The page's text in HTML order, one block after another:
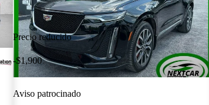
Precio reducido
-$1,900
Aviso patrocinado